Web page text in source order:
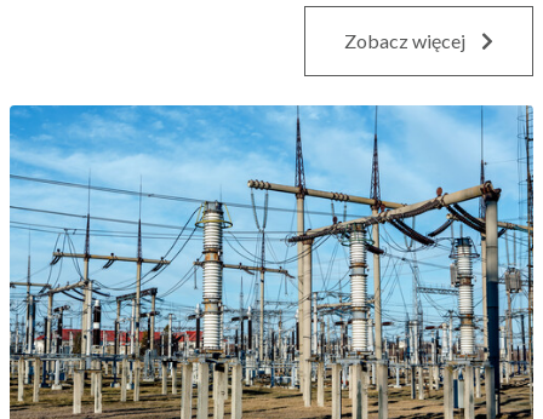
Zobacz więcej